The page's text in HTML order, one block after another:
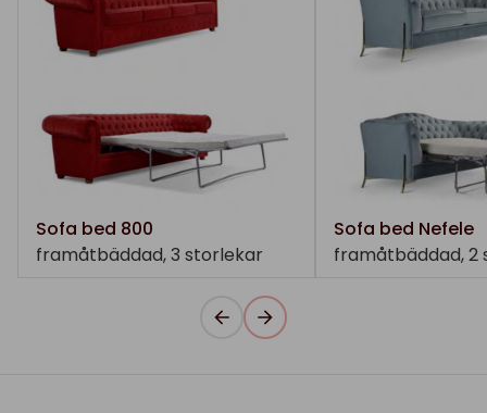
Sofa bed 800
framåtbäddad, 3 storlekar
Sofa bed Nefele
framåtbäddad, 2